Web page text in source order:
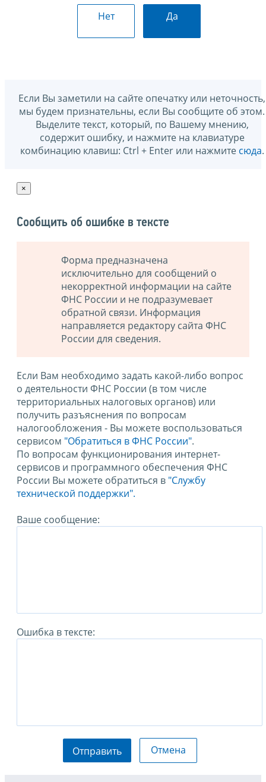
Нет Да
Если Вы заметили на сайте опечатку или неточность,
мы будем признательны, если Вы сообщите об этом.
Выделите текст, который, по Вашему мнению,
содержит ошибку, и нажмите на клавиатуре
комбинацию клавиш: Ctrl + Enter или нажмите сюда.
×
Сообщить об ошибке в тексте
Форма предназначена
исключительно для сообщений о
некорректной информации на сайте
ФНС России и не подразумевает
обратной связи. Информация
направляется редактору сайта ФНС
России для сведения.
Если Вам необходимо задать какой-либо вопрос
о деятельности ФНС России (в том числе
территориальных налоговых органов) или
получить разъяснения по вопросам
налогообложения - Вы можете воспользоваться
сервисом "Обратиться в ФНС России".
По вопросам функционирования интернет-
сервисов и программного обеспечения ФНС
России Вы можете обратиться в "Службу
технической поддержки".
Ваше сообщение:
Ошибка в тексте:
Отправить Отмена